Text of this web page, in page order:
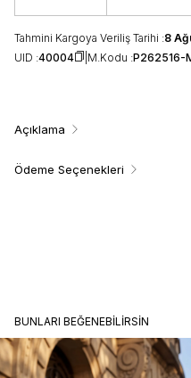
Tahmini Kargoya Veriliş Tarihi :8
UID :40004 M.Kodu :P262516-
Açıklama
Ödeme Seçenekleri
BUNLARI BEĞENEBILIRSIN